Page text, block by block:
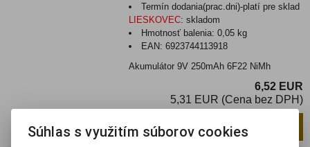
Termín dodania(prac.dni)-platí pre sklad
LIESKOVEC: skladom
Hmotnosť balenia:0,05 kg
EAN:6923744113918
Akumulátor 9V 250mAh 6F22 NiMh
6,52 EUR
5,31 EUR (Cena bez DPH)
ks Pridať do košíka
Súhlas s využitím súborov cookies